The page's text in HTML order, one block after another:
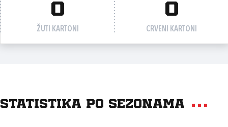
0
ŽUTI KARTONI
0
CRVENI KARTONI
Statistika po sezonama